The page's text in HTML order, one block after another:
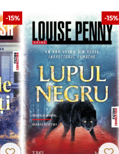
-15% -15%